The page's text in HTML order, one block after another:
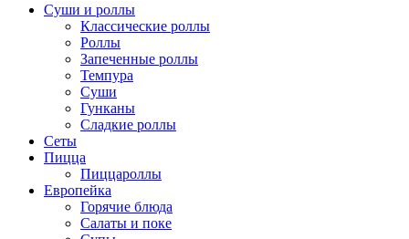
Суши и роллы
Классические роллы
Роллы
Запеченные роллы
Темпура
Суши
Гунканы
Сладкие роллы
Сеты
Пицца
Пиццароллы
Европейка
Горячие блюда
Салаты и поке